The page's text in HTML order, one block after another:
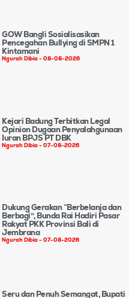
GOW Bangli Sosialisasikan
Pencegahan Bullying di SMPN 1
Kintamani
Ngurah Dibia 08-08-2026
Kejari Badung Terbitkan Legal
Opinion Dugaan Penyalahgunaan
Iuran BPJS PT DBK
Ngurah Dibia 07-08-2026
Dukung Gerakan “Berbelanja dan
Berbagi”, Bunda Rai Hadiri Pasar
Rakyat PKK Provinsi Bali di
Jembrana
Ngurah Dibia 07-08-2026
Seru dan Penuh Semangat, Bupati